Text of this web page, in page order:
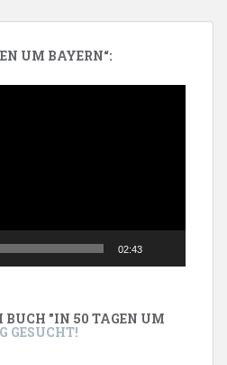
UM BAYERN“:
02:43
BUCH "IN 50 TAGEN UM
GESUCHT!